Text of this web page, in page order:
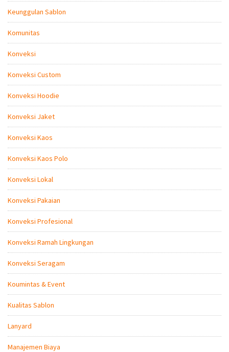
Keunggulan Sablon
Komunitas
Konveksi
Konveksi Custom
Konveksi Hoodie
Konveksi Jaket
Konveksi Kaos
Konveksi Kaos Polo
Konveksi Lokal
Konveksi Pakaian
Konveksi Profesional
Konveksi Ramah Lingkungan
Konveksi Seragam
Koumintas & Event
Kualitas Sablon
Lanyard
Manajemen Biaya